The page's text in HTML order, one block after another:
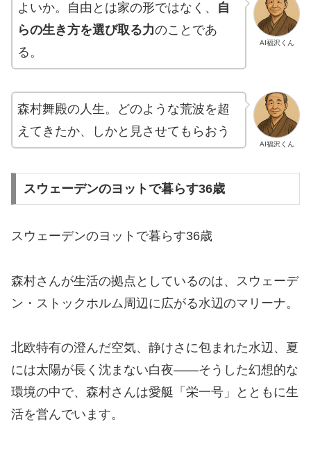
AI福沢くん
よいか。自由とは家の形ではなく、 自
らの生き方を選び取る力のことであ
る。
AI福沢くん
森村舞殿の人生。どのような荒波を超
えてきたか、しかと見させてもらおう
スウェーデンのヨットで暮らす36歳
スウェーデンのヨットで暮らす36歳
森村さんが生活の拠点としているのは、スウェーデ
ン・ストックホルム周辺に広がる水辺のマリーナ。
北欧特有の澄んだ空気、静けさに包まれた水辺、夏
には太陽が長く沈まない白夜——そうした幻想的な
環境の中で、森村さんは愛艇「栄一号」とともに生
活を営んでいます。